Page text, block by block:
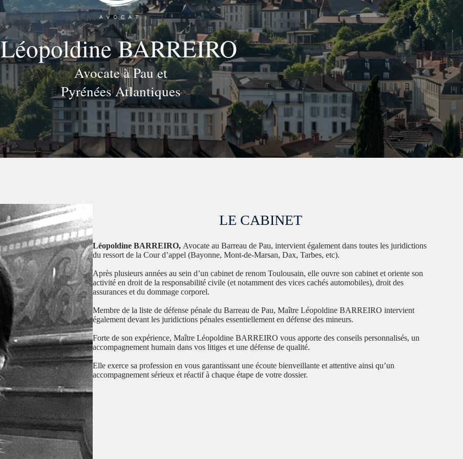
Léopoldine BARREIRO
Avocate à Pau et
Pyrénées Atlantiques
LE CABINET
Léopoldine BARREIRO, Avocate au Barreau de Pau, intervient également dans toutes les juridictions
du ressort de la Cour d’appel (Bayonne, Mont-de-Marsan, Dax, Tarbes, etc).
Après plusieurs années au sein d’un cabinet de renom Toulousain, elle ouvre son cabinet et oriente son
activité en droit de la responsabilité civile (et notamment des vices cachés automobiles), droit des
assurances et du dommage corporel.
Membre de la liste de défense pénale du Barreau de Pau, Maître Léopoldine BARREIRO intervient
également devant les juridictions pénales essentiellement en défense des mineurs.
Forte de son expérience, Maître Léopoldine BARREIRO vous apporte des conseils personnalisés, un
accompagnement humain dans vos litiges et une défense de qualité.
Elle exerce sa profession en vous garantissant une écoute bienveillante et attentive ainsi qu’un
accompagnement sérieux et réactif à chaque étape de votre dossier.